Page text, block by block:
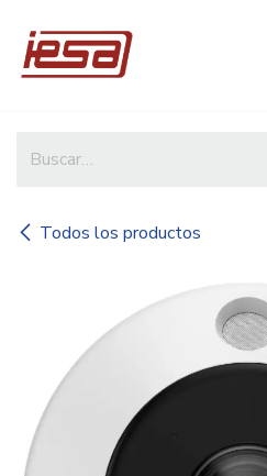
Todos los productos